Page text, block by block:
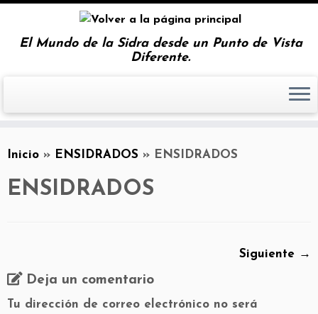
El Mundo de la Sidra desde un Punto de Vista
Diferente.
Inicio » ENSIDRADOS » ENSIDRADOS
ENSIDRADOS
Siguiente →
Deja un comentario
Tu dirección de correo electrónico no será